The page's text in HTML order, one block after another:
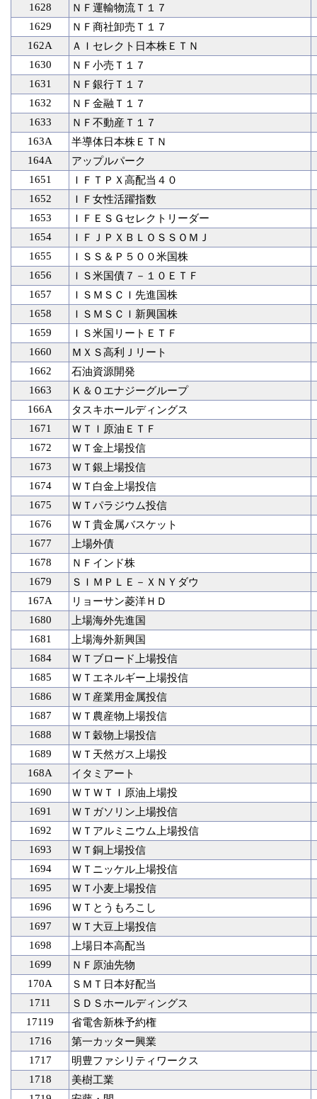
1628
ＮＦ運輸物流Ｔ１７
1629
ＮＦ商社卸売Ｔ１７
162A
ＡＩセレクト日本株ＥＴＮ
1630
ＮＦ小売Ｔ１７
1631
ＮＦ銀行Ｔ１７
1632
ＮＦ金融Ｔ１７
1633
ＮＦ不動産Ｔ１７
163A
半導体日本株ＥＴＮ
164A
アップルパーク
1651
ＩＦＴＰＸ高配当４０
1652
ＩＦ女性活躍指数
1653
ＩＦＥＳＧセレクトリーダー
1654
ＩＦＪＰＸＢＬＯＳＳＯＭＪ
1655
ＩＳＳ＆Ｐ５００米国株
1656
ＩＳ米国債７－１０ＥＴＦ
1657
ＩＳＭＳＣＩ先進国株
1658
ＩＳＭＳＣＩ新興国株
1659
ＩＳ米国リートＥＴＦ
1660
ＭＸＳ高利Ｊリート
1662
石油資源開発
1663
Ｋ＆Ｏエナジーグループ
166A
タスキホールディングス
1671
ＷＴＩ原油ＥＴＦ
1672
ＷＴ金上場投信
1673
ＷＴ銀上場投信
1674
ＷＴ白金上場投信
1675
ＷＴパラジウム投信
1676
ＷＴ貴金属バスケット
1677
上場外債
1678
ＮＦインド株
1679
ＳＩＭＰＬＥ－ＸＮＹダウ
167A
リョーサン菱洋ＨＤ
1680
上場海外先進国
1681
上場海外新興国
1684
ＷＴブロード上場投信
1685
ＷＴエネルギー上場投信
1686
ＷＴ産業用金属投信
1687
ＷＴ農産物上場投信
1688
ＷＴ穀物上場投信
1689
ＷＴ天然ガス上場投
168A
イタミアート
1690
ＷＴＷＴＩ原油上場投
1691
ＷＴガソリン上場投信
1692
ＷＴアルミニウム上場投信
1693
ＷＴ銅上場投信
1694
ＷＴニッケル上場投信
1695
ＷＴ小麦上場投信
1696
ＷＴとうもろこし
1697
ＷＴ大豆上場投信
1698
上場日本高配当
1699
ＮＦ原油先物
170A
ＳＭＴ日本好配当
1711
ＳＤＳホールディングス
17119
省電舎新株予約権
1716
第一カッター興業
1717
明豊ファシリティワークス
1718
美樹工業